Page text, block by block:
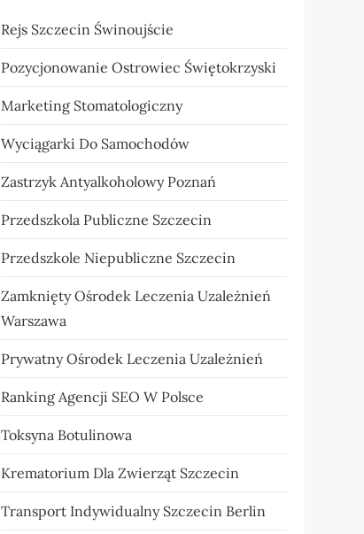
Rejs Szczecin Świnoujście
Pozycjonowanie Ostrowiec Świętokrzyski
Marketing Stomatologiczny
Wyciągarki Do Samochodów
Zastrzyk Antyalkoholowy Poznań
Przedszkola Publiczne Szczecin
Przedszkole Niepubliczne Szczecin
Zamknięty Ośrodek Leczenia Uzależnień
Warszawa
Prywatny Ośrodek Leczenia Uzależnień
Ranking Agencji SEO W Polsce
Toksyna Botulinowa
Krematorium Dla Zwierząt Szczecin
Transport Indywidualny Szczecin Berlin